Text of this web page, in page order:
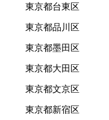
東京都台東区
東京都品川区
東京都墨田区
東京都大田区
東京都文京区
東京都新宿区